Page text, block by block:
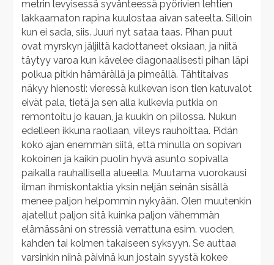
metrin levyisessä syvänteessä pyörivien lehtien
lakkaamaton rapina kuulostaa aivan sateelta. Silloin
kun ei sada, siis. Juuri nyt sataa taas. Pihan puut
ovat myrskyn jäljiltä kadottaneet oksiaan, ja niitä
täytyy varoa kun kävelee diagonaalisesti pihan läpi
polkua pitkin hämärällä ja pimeällä. Tähtitaivas
näkyy hienosti: vieressä kulkevan ison tien katuvalot
eivät pala, tietä ja sen alla kulkevia putkia on
remontoitu jo kauan, ja kuukin on piilossa. Nukun
edelleen ikkuna raollaan, viileys rauhoittaa. Pidän
koko ajan enemmän siitä, että minulla on sopivan
kokoinen ja kaikin puolin hyvä asunto sopivalla
paikalla rauhallisella alueella. Muutama vuorokausi
ilman ihmiskontaktia yksin neljän seinän sisällä
menee paljon helpommin nykyään. Olen muutenkin
ajatellut paljon sitä kuinka paljon vähemmän
elämässäni on stressiä verrattuna esim. vuoden,
kahden tai kolmen takaiseen syksyyn. Se auttaa
varsinkin niinä päivinä kun jostain syystä kokee